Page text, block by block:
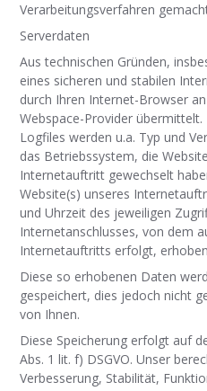
Verarbeitungsverfahren
Serverdaten
Aus technischen Gründen,
eines sicheren und stabilen
durch Ihren Internet-Browser
Webspace-Provider
Logfiles werden u.a. Typ und
das Betriebssystem, die
Internetauftritt gewechselt
Website(s) unseres
und Uhrzeit des jeweiligen
Internetanschlusses, von dem
Internetauftritts erfolgt,
Diese so erhobenen Daten
gespeichert, dies jedoch nicht
von Ihnen.
Diese Speicherung erfolgt auf
Abs. 1 lit. f) DSGVO. Unser
Verbesserung, Stabilität,